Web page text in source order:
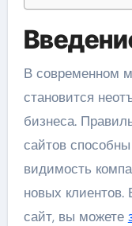
В современном мире digital-маркетинг
становится
бизнеса.
сайтов
видимость
новых клиентов.
сайт, вы можете